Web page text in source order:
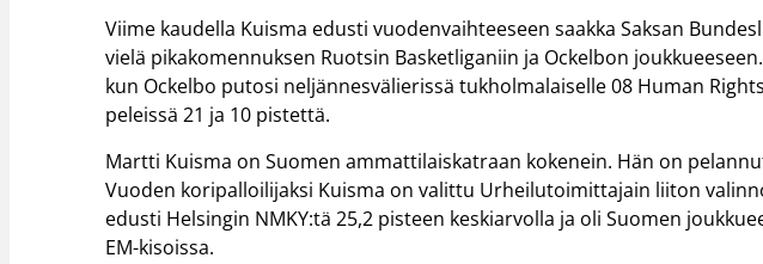
Viime kaudella Kuisma edusti vuodenvaihteeseen saakka Saksan
vielä pikakomennuksen Ruotsin Basketliganiin ja Ockelbon
kun Ockelbo putosi neljännesvälierissä tukholmalaiselle 08 Human
peleissä 21 ja 10 pistettä.
Martti Kuisma on Suomen ammattilaiskatraan kokenein. Hän on
Vuoden koripalloilijaksi Kuisma on valittu Urheilutoimittajain liiton
edusti Helsingin NMKY:tä 25,2 pisteen keskiarvolla ja oli Suomen
EM-kisoissa.